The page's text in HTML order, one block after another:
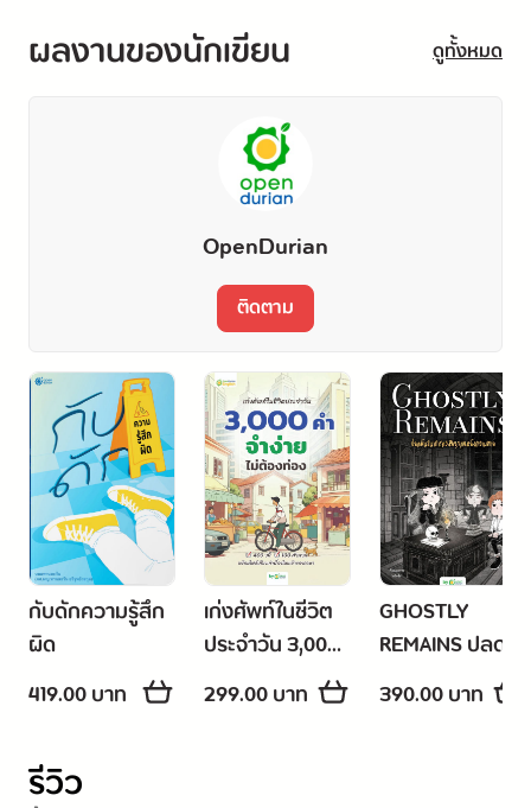
ผลงานของนักเขียน ดูทั้งหมด
OpenDurian
ติดตาม
กับดักความรู้สึก
ผิด
419.00 บาท
เก่งศัพท์ในชีวิต
ประจำวัน 3,000
คำ จำง่ายไม่ต้อง
ท่อง
299.00 บาท
GHOSTLY
REMAINS ปลด
พันธนาการดวง
วิญญาณหลังค
390.00 บาท
รีวิว